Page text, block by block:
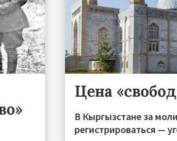
Цена
В Кыргызстане за
регистрироваться —